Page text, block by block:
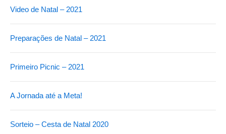
Video de Natal – 2021
Preparações de Natal – 2021
Primeiro Picnic – 2021
A Jornada até a Meta!
Sorteio – Cesta de Natal 2020